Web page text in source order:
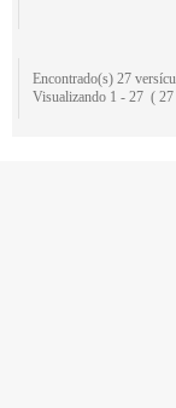
Encontrado(s) 27
Visualizando 1 - 27 (